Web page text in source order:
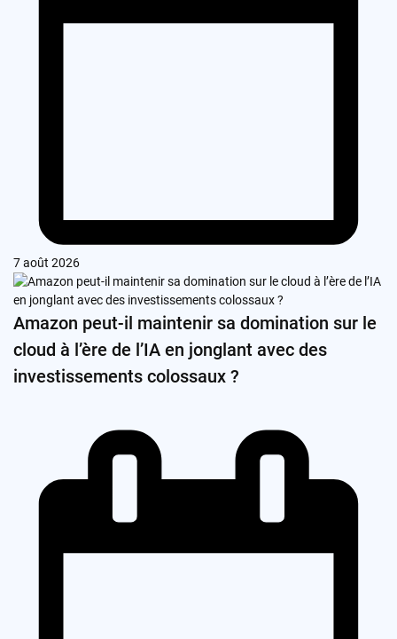
7 août 2026
Amazon peut-il maintenir sa domination sur le
cloud à l’ère de l’IA en jonglant avec des
investissements colossaux ?